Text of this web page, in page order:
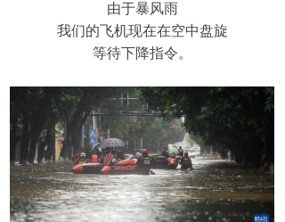
由于暴风雨
我们的飞机现在在空中盘旋
等待下降指令。